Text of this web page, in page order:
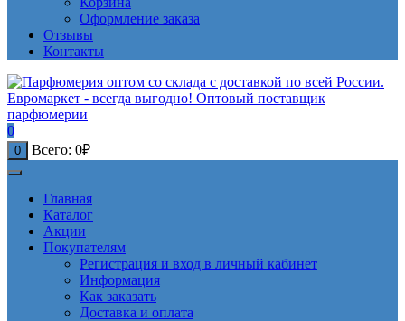
Оформление заказа
Отзывы
Контакты
0
0 Всего: 0₽
Главная
Каталог
Акции
Покупателям
Регистрация и вход в личный кабинет
Информация
Как заказать
Доставка и оплата